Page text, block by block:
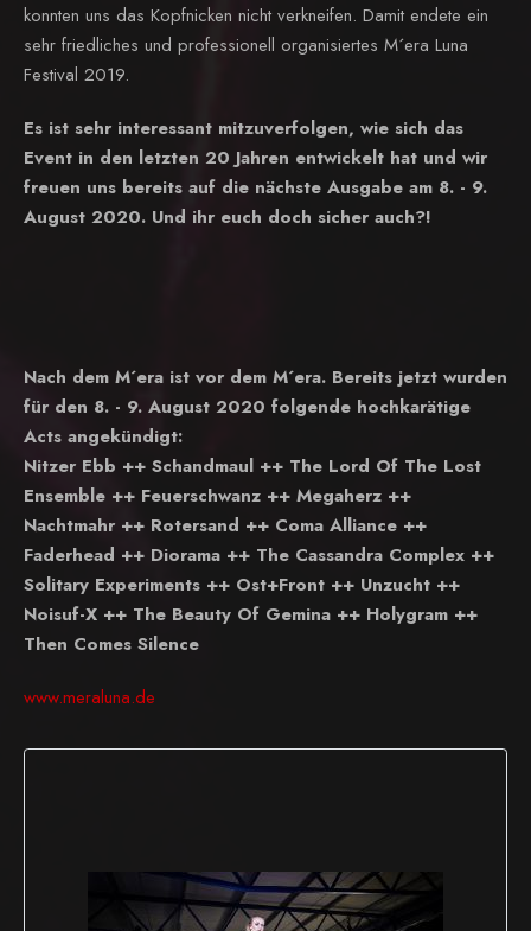
konnten uns das Kopfnicken nicht verkneifen. Damit endete ein
sehr friedliches und professionell organisiertes M´era Luna
Festival 2019.
Es ist sehr interessant mitzuverfolgen, wie sich das
Event in den letzten 20 Jahren entwickelt hat und wir
freuen uns bereits auf die nächste Ausgabe am 8. - 9.
August 2020. Und ihr euch doch sicher auch?!
Nach dem M´era ist vor dem M´era. Bereits jetzt wurden
für den 8. - 9. August 2020 folgende hochkarätige
Acts angekündigt:
Nitzer Ebb ++ Schandmaul ++ The Lord Of The Lost
Ensemble ++ Feuerschwanz ++ Megaherz ++
Nachtmahr ++ Rotersand ++ Coma Alliance ++
Faderhead ++ Diorama ++ The Cassandra Complex ++
Solitary Experiments ++ Ost+Front ++ Unzucht ++
Noisuf-X ++ The Beauty Of Gemina ++ Holygram ++
Then Comes Silence
www.meraluna.de